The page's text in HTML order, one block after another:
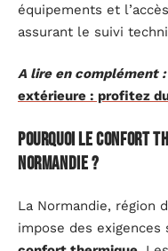
équipements et
assurant le suivi
A lire en complément :
extérieure : profitez
Pourquoi le confort
Normandie ?
La Normandie, région
impose des